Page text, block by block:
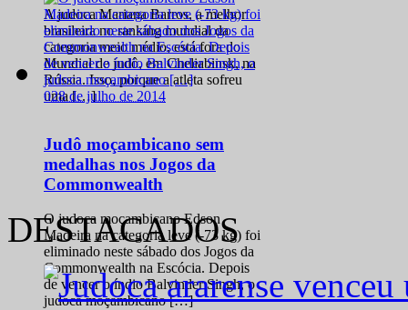
A judoca Mariana Barros, a melhor
brasileira no ranking mundial da
categoria meio médio, está fora do
Mundial de judô, em Cheliabinsk, na
Rússia. Isso, porque a atleta sofreu
uma […]
028 de julho de 2014
Judô moçambicano sem
medalhas nos Jogos da
Commonwealth
O judoca moçambicano Edson
Madeira na categoria leve (-73 kg) foi
eliminado neste sábado dos Jogos da
Commonwealth na Escócia. Depois
de vencer o índio Balvinder Singh, o
judoca moçambicano […]
DESTACADOS